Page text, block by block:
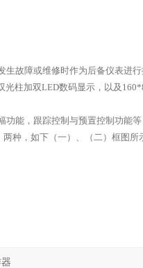
故障或维修时作为后备仪表进行
柱加双LED数码显示，以及
能，跟踪控制与预置控制功能
种，如下（一）、（二）框图所